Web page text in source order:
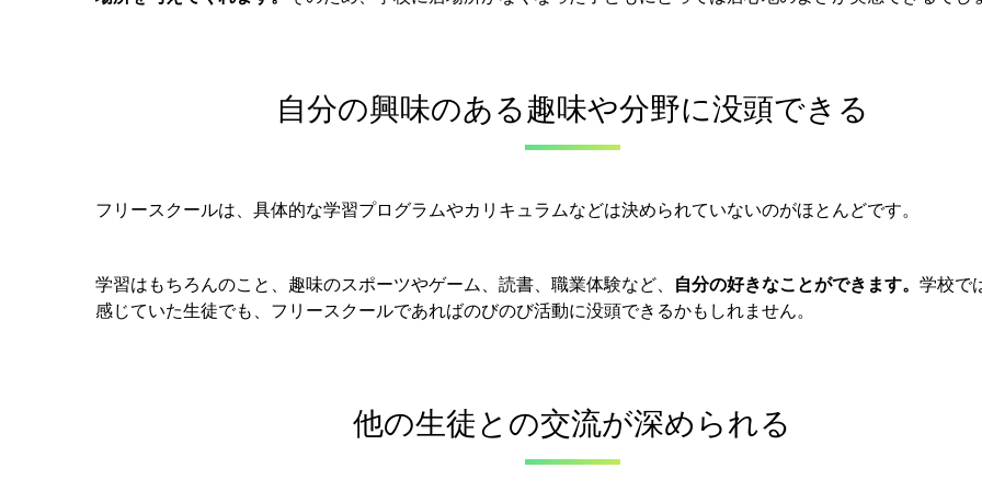
自分の興味のある趣味や分野に没頭できる
フリースクールは、具体的な学習プログラムやカリキュラムなどは決められていないのがほとんどです。
学習はもちろんのこと、趣味のスポーツやゲーム、読書、職業体験など、 自分の好きなことができます。 学校で
感じていた生徒でも、フリースクールであればのびのび活動に没頭できるかもしれません。
他の生徒との交流が深められる